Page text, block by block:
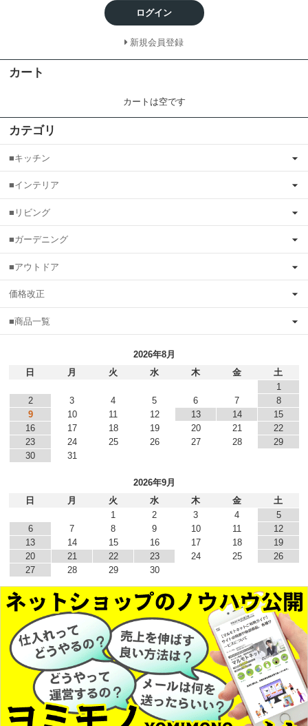
ログイン
新規会員登録
カート
カートは空です
カテゴリ
■キッチン
■インテリア
■リビング
■ガーデニング
■アウトドア
価格改正
■商品一覧
2026年8月
日
月 火 水 木 金
土
1
2
3 4 5 6 7
8
9
10 11 12 13 14
15
16
17 18 19 20 21
22
23
24 25 26 27 28
29
30
31
2026年9月
日
月 火 水 木 金
土
1
2 3 4
5
6
7 8 9 10 11
12
13
14 15 16 17 18
19
20
21 22 23 24 25
26
27
28 29 30